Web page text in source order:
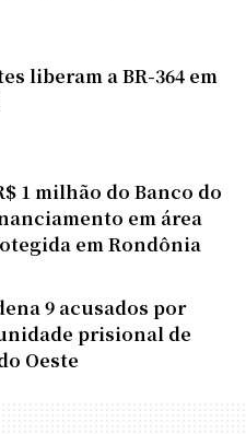
liberam a BR-364 em
1 milhão do Banco do
em área
em Rondônia
9 acusados por
prisional de
Oeste